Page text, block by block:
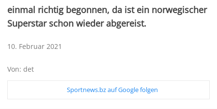
einmal richtig begonnen, da ist ein norwegischer
Superstar schon wieder abgereist.
10. Februar 2021
Von: det
Sportnews.bz auf Google folgen